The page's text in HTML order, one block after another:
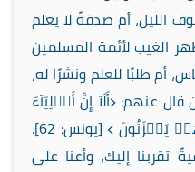
الليل، أم صدقةً لا يعلم
الغيب لأئمة المسلمين
أم طلبًا للعلم ونشرًا له،
قال عنهم: ﴿أَلَآ إِنَّ أَوۡلِيَآءَ
ٱللَّهِ لَا خَوۡفٌ عَلَيۡهِمۡ وَلَا هُمۡ يَحۡزَنُونَ ﴾ [يونس: 62].
تقربنا إليك، وأعنا على